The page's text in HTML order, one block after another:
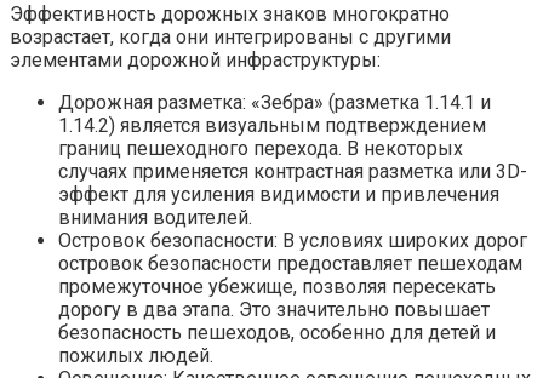
Эффективность дорожных знаков многократно
возрастает, когда они интегрированы с другими
элементами дорожной инфраструктуры:
Дорожная разметка: «Зебра» (разметка 1.14.1 и
1.14.2) является визуальным подтверждением
границ пешеходного перехода. В некоторых
случаях применяется контрастная разметка или 3D-
эффект для усиления видимости и привлечения
внимания водителей.
Островок безопасности: В условиях широких дорог
островок безопасности предоставляет пешеходам
промежуточное убежище, позволяя пересекать
дорогу в два этапа. Это значительно повышает
безопасность пешеходов, особенно для детей и
пожилых людей.